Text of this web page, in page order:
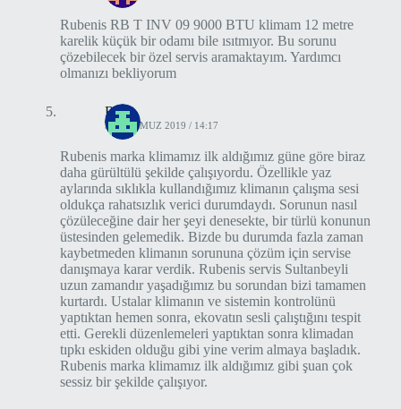
Rubenis RB T INV 09 9000 BTU klimam 12 metre
karelik küçük bir odamı bile ısıtmıyor. Bu sorunu
çözebilecek bir özel servis aramaktayım. Yardımcı
olmanızı bekliyorum
Rafet
30 TEMMUZ 2019 / 14:17
Rubenis marka klimamız ilk aldığımız güne göre biraz
daha gürültülü şekilde çalışıyordu. Özellikle yaz
aylarında sıklıkla kullandığımız klimanın çalışma sesi
oldukça rahatsızlık verici durumdaydı. Sorunun nasıl
çözüleceğine dair her şeyi denesekte, bir türlü konunun
üstesinden gelemedik. Bizde bu durumda fazla zaman
kaybetmeden klimanın sorununa çözüm için servise
danışmaya karar verdik. Rubenis servis Sultanbeyli
uzun zamandır yaşadığımız bu sorundan bizi tamamen
kurtardı. Ustalar klimanın ve sistemin kontrolünü
yaptıktan hemen sonra, ekovatın sesli çalıştığını tespit
etti. Gerekli düzenlemeleri yaptıktan sonra klimadan
tıpkı eskiden olduğu gibi yine verim almaya başladık.
Rubenis marka klimamız ilk aldığımız gibi şuan çok
sessiz bir şekilde çalışıyor.